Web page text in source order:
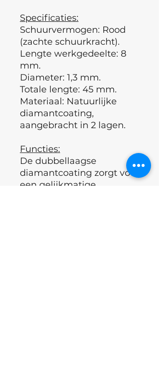
Specificaties:
Schuurvermogen: Rood
(zachte schuurkracht).
Lengte werkgedeelte: 8
mm.
Diameter: 1,3 mm.
Totale lengte: 45 mm.
Materiaal: Natuurlijke
diamantcoating,
aangebracht in 2 lagen.
Functies:
De dubbellaagse
diamantcoating zorgt voor
een gelijkmatige